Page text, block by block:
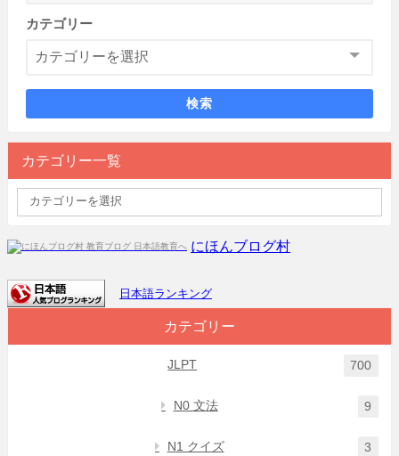
カテゴリー
検索
カテゴリー一覧
にほんブログ村
日本語ランキング
カテゴリー
JLPT 700
N0 文法 9
N1 クイズ 3